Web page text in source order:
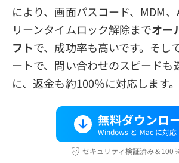
により、画面パスコード、MDM
リーンタイムロック解除までオー
フトで、成功率も高いです。そし
ートで、問い合わせのスピードも
に、返金も約100％に対応します。
無料ダウンロ
Windows と Mac に対応
セキュリティ検証済み＆100